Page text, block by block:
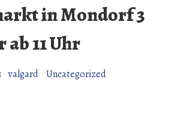
in Mondorf 3
11 Uhr
valgard Uncategorized